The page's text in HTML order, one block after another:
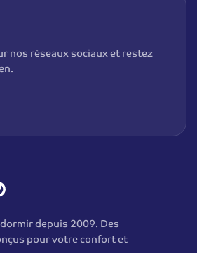
nos réseaux sociaux et restez
depuis 2009. Des
pour votre confort et